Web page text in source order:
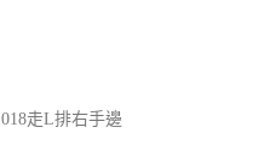
走L排右手邊